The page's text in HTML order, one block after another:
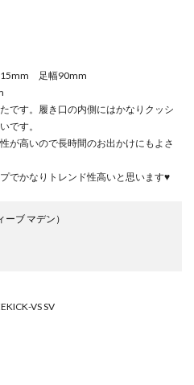
足幅90mm
です。履き口の内側にはかなりクッシ
です。
が高いので長時間のお出かけにもよさ
でかなりトレンド性高いと思います♥
ーブ マデン）
VS SV